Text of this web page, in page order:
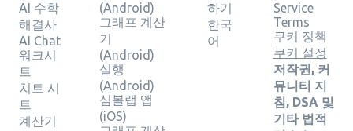
AI 수학
해결사
AI Chat
워크시
트
치트 시
트
계산기
(Android)
그래프 계산
기
(Android)
실행
(Android)
심볼랩 앱
(iOS)
하기
한국
어
Service
Terms
쿠키 정책
쿠키 설정
저작권, 커
뮤니티 지
침, DSA 및
기타 법적